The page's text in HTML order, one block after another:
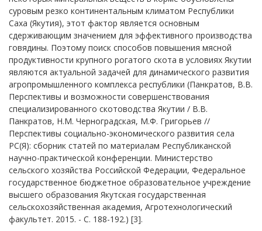
суровым резко континентальным климатом Республики
Саха (Якутия), этот фактор является основным
сдерживающим значением для эффективного производства
говядины. Поэтому поиск способов повышения мясной
продуктивности крупного рогатого скота в условиях Якутии
являются актуальной задачей для динамического развития
агропромышленного комплекса республики (Панкратов, В.В.
Перспективы и возможности совершенствования
специализированного скотоводства Якутии / В.В.
Панкратов, Н.М. Черноградская, М.Ф. Григорьев //
Перспективы социально-экономического развития села
РС(Я): сборник статей по материалам Республиканской
научно-практической конференции. Министерство
сельского хозяйства Российской Федерации, Федеральное
государственное бюджетное образовательное учреждение
высшего образования Якутская государственная
сельскохозяйственная академия, Агротехнологический
факультет. 2015. - С. 188-192.) [3].